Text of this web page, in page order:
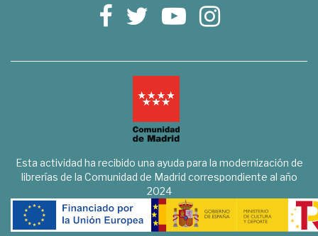
Esta actividad ha recibido una ayuda para la modernización de
librerías de la Comunidad de Madrid correspondiente al año
2024